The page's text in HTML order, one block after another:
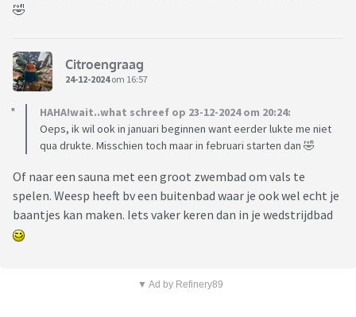
🤣
Citroengraag
24-12-2024om 16:57
HAHA!wait..what schreef op 23-12-2024 om 20:24:
Oeps, ik wil ook in januari beginnen want eerder lukte me niet
qua drukte. Misschien toch maar in februari starten dan 🤣
Of naar een sauna met een groot zwembad om vals te
spelen. Weesp heeft bv een buitenbad waar je ook wel echt je
baantjes kan maken. Iets vaker keren dan in je wedstrijdbad
▼ Ad by Refinery89